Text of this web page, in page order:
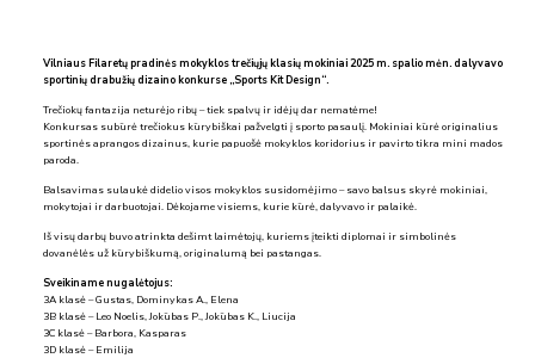
Vilniaus Filaretų pradinės mokyklos trečiųjų klasių mokiniai 2025 m. spalio mėn. dalyvavo
sportinių drabužių dizaino konkurse „Sports Kit Design“.
Trečiokų fantazija neturėjo ribų – tiek spalvų ir idėjų dar nematėme!
Konkursas subūrė trečiokus kūrybiškai pažvelgti į sporto pasaulį. Mokiniai kūrė originalius
sportinės aprangos dizainus, kurie papuošė mokyklos koridorius ir pavirto tikra mini mados
paroda.
Balsavimas sulaukė didelio visos mokyklos susidomėjimo – savo balsus skyrė mokiniai,
mokytojai ir darbuotojai. Dėkojame visiems, kurie kūrė, dalyvavo ir palaikė.
Iš visų darbų buvo atrinkta dešimt laimėtojų, kuriems įteikti diplomai ir simbolinės
dovanėlės už kūrybiškumą, originalumą bei pastangas.
Sveikiname nugalėtojus:
3A klasė – Gustas, Dominykas A., Elena
3B klasė – Leo Noelis, Jokūbas P., Jokūbas K., Liucija
3C klasė – Barbora, Kasparas
3D klasė – Emilija